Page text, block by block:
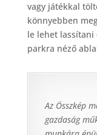
vagy játékkal
könnyebben
le lehet lassítani
parkra néző
Az Összkép
gazdaság